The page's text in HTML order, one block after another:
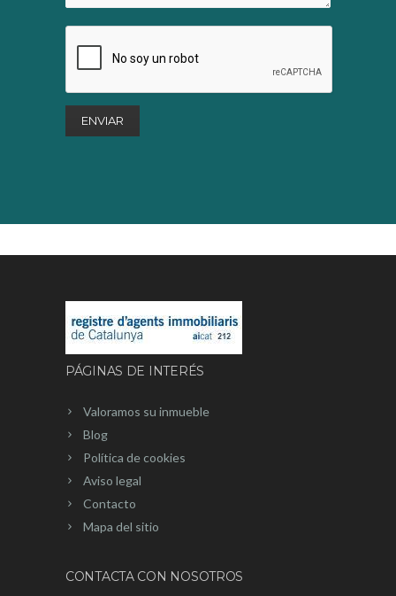
PÁGINAS DE INTERÉS
Valoramos su inmueble
Blog
Política de cookies
Aviso legal
Contacto
Mapa del sitio
CONTACTA CON NOSOTROS